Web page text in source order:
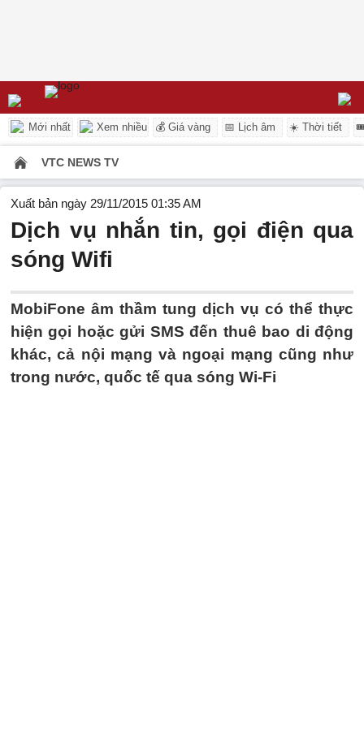
Mới nhất Xem nhiều 💰 Giá vàng 📅 Lịch âm ☀️ Thời tiết
VTC NEWS TV
Xuất bản ngày 29/11/2015 01:35 AM
Dịch vụ nhắn tin, gọi điện qua
sóng Wifi
MobiFone âm thầm tung dịch vụ có thể thực
hiện gọi hoặc gửi SMS đến thuê bao di động
khác, cả nội mạng và ngoại mạng cũng như
trong nước, quốc tế qua sóng Wi-Fi